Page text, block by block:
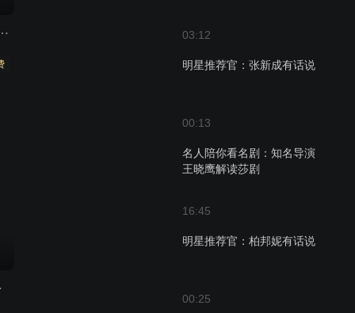
03:12
明星推荐官：张新成有话说
00:13
名人陪你看名剧：知名导演
王晓鹰解读莎剧
16:45
明星推荐官：柏邦妮有话说
00:25
落贵族的神秘过往（非正片）
门课